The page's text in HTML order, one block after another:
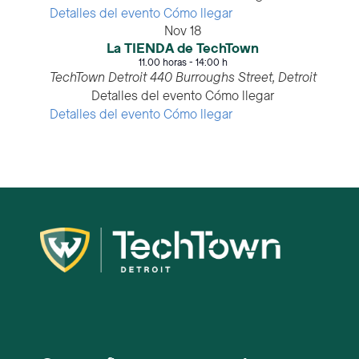
Detalles del evento Cómo llegar
Nov18
La TIENDA de TechTown
11.00 horas- 14:00 h
TechTown Detroit 440 Burroughs Street, Detroit
Detalles del eventoCómo llegar
Detalles del evento Cómo llegar